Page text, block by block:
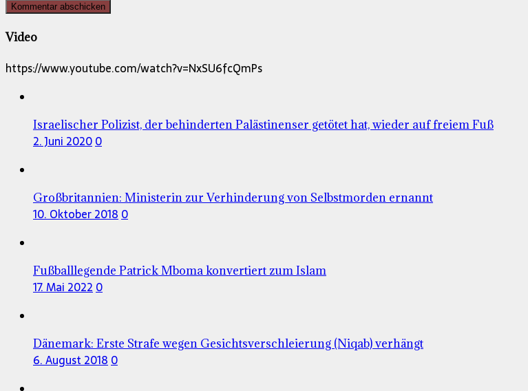
Video
https://www.youtube.com/watch?v=NxSU6fcQmPs
Israelischer Polizist, der behinderten Palästinenser getötet hat, wieder auf freiem Fuß
2. Juni 20200
Großbritannien: Ministerin zur Verhinderung von Selbstmorden ernannt
10. Oktober 2018 0
Fußballlegende Patrick Mboma konvertiert zum Islam
17. Mai 2022 0
Dänemark: Erste Strafe wegen Gesichtsverschleierung (Niqab) verhängt
6. August 2018 0